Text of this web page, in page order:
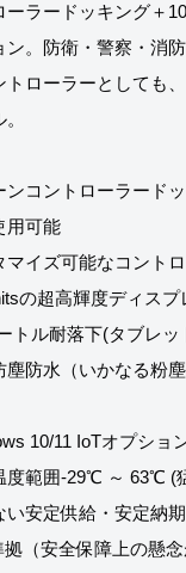
ーラードッキング＋
ン。防衛・警察・消
トローラーとしても
ンコントローラード
用可能
マイズ可能なコント
の超高輝度ディス
トル耐落下(タブレッ
塵防水（いかなる粉
10/11 IoTオプショ
度範囲-29℃ ～ 63℃ (
い安定供給・安定納期
拠（安全保障上の懸